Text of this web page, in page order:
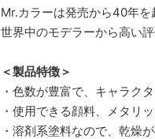
Mr.カラーは発売から40年を
世界中のモデラーから高い評
＜製品特徴＞
・色数が豊富で、キャラク
・使用できる顔料、メタリ
・溶剤系塗料なので、乾燥が